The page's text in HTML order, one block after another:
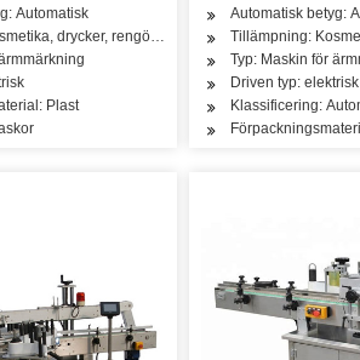
Automatisk
drycker, rengöring, tvättmedel,
Plast
Automatisk betyg:
Tillämpning:
Typ: Maskin för
Driven typ: elektrisk
Klassificering: